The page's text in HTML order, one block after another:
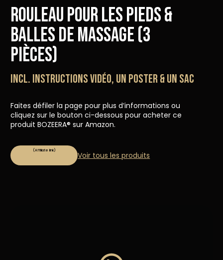
Rouleau pour les pieds &
balles de massage (3
pièces)
Incl. instructions vidéo, un poster & un sac
Faites défiler la page pour plus d’informations ou
cliquez sur le bouton ci-dessous pour acheter ce
produit BOZEERA® sur Amazon.
Voir tous les produits